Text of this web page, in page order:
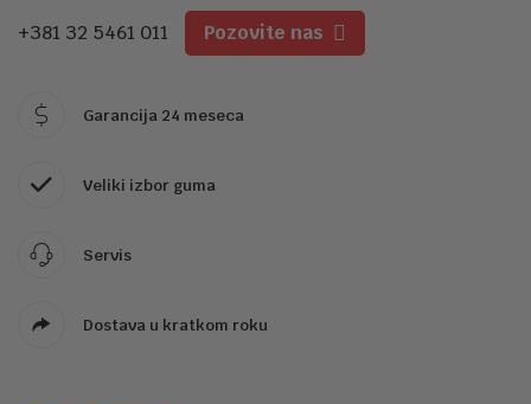
+381 32 5461 011 Pozovite nas
Garancija 24 meseca
Veliki izbor guma
Servis
Dostava u kratkom roku